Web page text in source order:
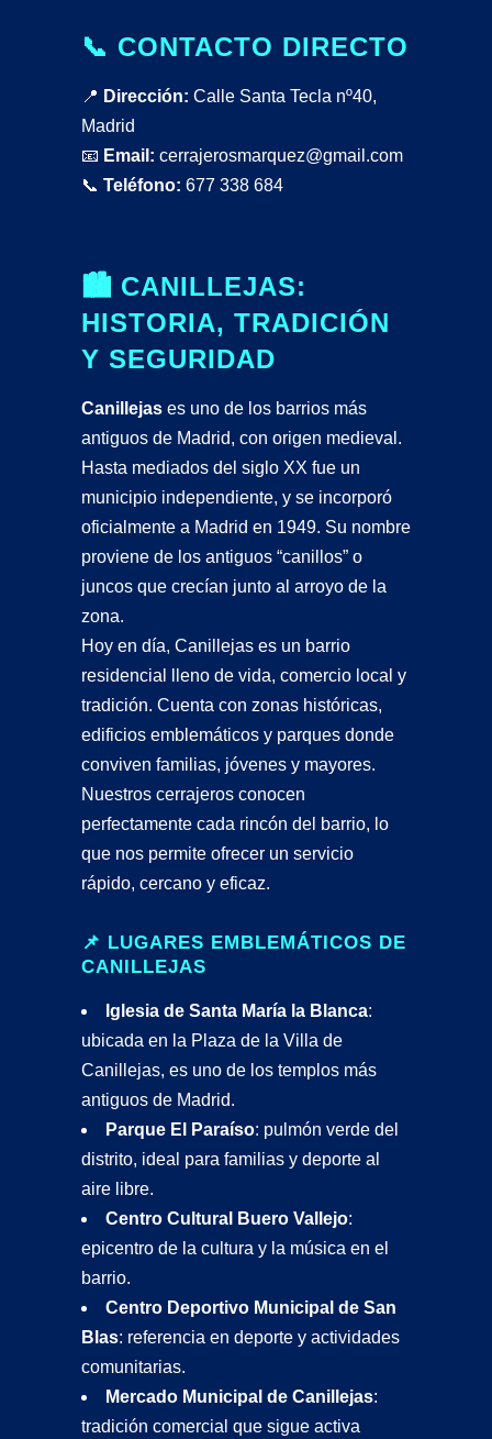
📞 CONTACTO DIRECTO
📍 Dirección: Calle Santa Tecla nº40,
Madrid
📧 Email: cerrajerosmarquez@gmail.com
📞 Teléfono: 677 338 684
🏙️ CANILLEJAS:
HISTORIA, TRADICIÓN
Y SEGURIDAD
Canillejas es uno de los barrios más
antiguos de Madrid, con origen medieval.
Hasta mediados del siglo XX fue un
municipio independiente, y se incorporó
oficialmente a Madrid en 1949. Su nombre
proviene de los antiguos “canillos” o
juncos que crecían junto al arroyo de la
zona.
Hoy en día, Canillejas es un barrio
residencial lleno de vida, comercio local y
tradición. Cuenta con zonas históricas,
edificios emblemáticos y parques donde
conviven familias, jóvenes y mayores.
Nuestros cerrajeros conocen
perfectamente cada rincón del barrio, lo
que nos permite ofrecer un servicio
rápido, cercano y eficaz.
📌 LUGARES EMBLEMÁTICOS DE
CANILLEJAS
Iglesia de Santa María la Blanca:
ubicada en la Plaza de la Villa de
Canillejas, es uno de los templos más
antiguos de Madrid.
Parque El Paraíso: pulmón verde del
distrito, ideal para familias y deporte al
aire libre.
Centro Cultural Buero Vallejo:
epicentro de la cultura y la música en el
barrio.
Centro Deportivo Municipal de San
Blas: referencia en deporte y actividades
comunitarias.
Mercado Municipal de Canillejas:
tradición comercial que sigue activa